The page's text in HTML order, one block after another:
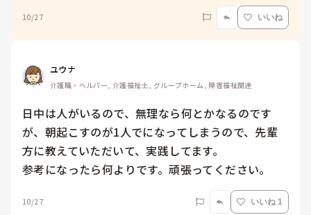
10/27 いいね
ユウナ
介護職・ヘルパー, 介護福祉士, グループホーム, 障害福祉関連
日中は人がいるので、無理なら何とかなるのです
が、朝起こすのが1人でになってしまうので、先輩
方に教えていただいて、実践してます。
参考になったら何よりです。頑張ってください。
10/27 いいね 1